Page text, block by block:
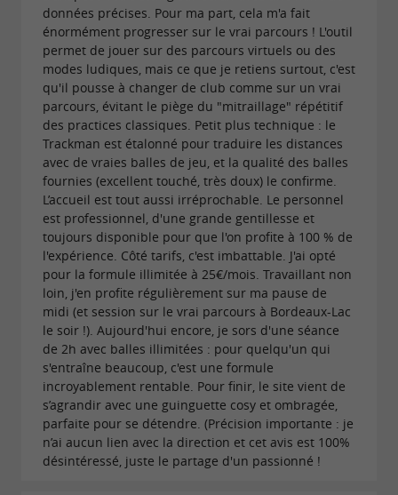
enfant originalou unesortie scolaire clé en
main. La structure accueille lesgroupes
scolaires, centres de loisirs, ALSH et sorties de
classesur demande de devis via son site
officiel, avec des formats adaptés à l'âge et
au nombre d'enfants. Unparking gratuitsur
place facilite l'accès pour les familles, et la
présence d'uneterrasse ombragéeavec bar
permet aux parents de profiter d'un moment
de détente pendant que les enfants s'amusent.
Adresse : 5 rue Hipparque, Village Décathlon,
33700 Mérignac.
Contact : 06 78 08 63 10 /contact@golf-pa.com
À combiner avec d'autres activités du secteur :
Tépacap à 260 mètres, Zoo de Pessac à 3 km, ou
Bassins des Lumières à
données précises. Pour ma part, cela m'a fait
énormément progresser sur le vrai parcours ! L'outil
permet de jouer sur des parcours virtuels ou des
modes ludiques, mais ce que je retiens surtout, c'est
qu'il pousse à changer de club comme sur un vrai
parcours, évitant le piège du "mitraillage" répétitif
des practices classiques. Petit plus technique : le
Trackman est étalonné pour traduire les distances
avec de vraies balles de jeu, et la qualité des balles
fournies (excellent touché, très doux) le confirme.
L’accueil est tout aussi irréprochable. Le personnel
est professionnel, d'une grande gentillesse et
toujours disponible pour que l'on profite à 100 % de
l'expérience. Côté tarifs, c'est imbattable. J'ai opté
pour la formule illimitée à 25€/mois. Travaillant non
loin, j'en profite régulièrement sur ma pause de
midi (et session sur le vrai parcours à Bordeaux-Lac
le soir !). Aujourd'hui encore, je sors d'une séance
de 2h avec balles illimitées : pour quelqu'un qui
s'entraîne beaucoup, c'est une formule
incroyablement rentable. Pour finir, le site vient de
s’agrandir avec une guinguette cosy et ombragée,
parfaite pour se détendre. (Précision importante : je
n’ai aucun lien avec la direction et cet avis est 100%
désintéressé, juste le partage d'un passionné !